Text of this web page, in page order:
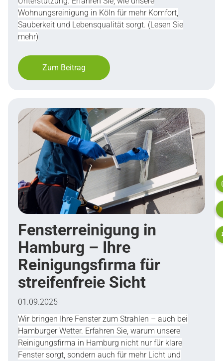
Startseite
Leistungen
Ihre Vorteile
Standorte
Mitarbeiter werden
Franchisenehmer gesucht
Über uns
Blog
Wohnungsreinigung in Köln für mehr Komfort,
Sauberkeit und Lebensqualität sorgt. (Lesen Sie
mehr)
Zum Beitrag
Fensterreinigung in
Hamburg – Ihre
Reinigungsfirma für
streifenfreie Sicht
01.09.2025
Wir bringen Ihre Fenster zum Strahlen – auch bei
Hamburger Wetter. Erfahren Sie, warum unsere
Reinigungsfirma in Hamburg nicht nur für klare
Fenster sorgt, sondern auch für mehr Licht und